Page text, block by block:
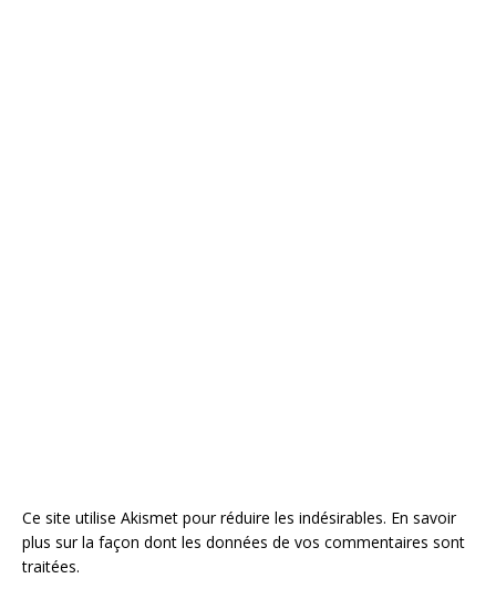
Ce site utilise Akismet pour réduire les indésirables. En savoir
plus sur la façon dont les données de vos commentaires sont
traitées.